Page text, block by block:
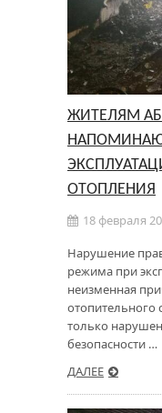
ЖИТЕЛЯМ
ОТОПЛЕНИЯ
18 февраля
Нарушение
режима при
неизменная
отопительного
только
безопасности …
ДАЛЕЕ